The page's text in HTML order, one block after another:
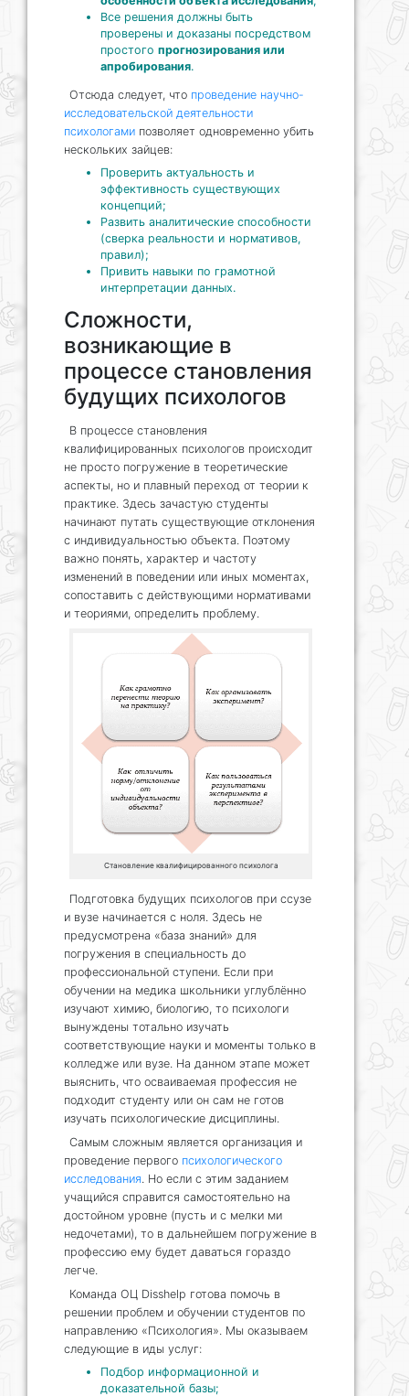
Все решения должны быть
проверены и доказаны посредством
простого прогнозирования или
апробирования.
Отсюда следует, что проведение научно-
исследовательской деятельности
психологами позволяет одновременно убить
нескольких зайцев:
Проверить актуальность и
эффективность существующих
концепций;
Развить аналитические способности
(сверка реальности и нормативов,
правил);
Привить навыки по грамотной
интерпретации данных.
Сложности,
возникающие в
процессе становления
будущих психологов
В процессе становления
квалифицированных психологов происходит
не просто погружение в теоретические
аспекты, но и плавный переход от теории к
практике. Здесь зачастую студенты
начинают путать существующие отклонения
с индивидуальностью объекта. Поэтому
важно понять, характер и частоту
изменений в поведении или иных моментах,
сопоставить с действующими нормативами
и теориями, определить проблему.
Становление квалифицированного психолога
Подготовка будущих психологов при ссузе
и вузе начинается с ноля. Здесь не
предусмотрена «база знаний» для
погружения в специальность до
профессиональной ступени. Если при
обучении на медика школьники углублённо
изучают химию, биологию, то психологи
вынуждены тотально изучать
соответствующие науки и моменты только в
колледже или вузе. На данном этапе может
выяснить, что осваиваемая профессия не
подходит студенту или он сам не готов
изучать психологические дисциплины.
Самым сложным является организация и
проведение первого психологического
исследования . Но если с этим заданием
учащийся справится самостоятельно на
достойном уровне (пусть и с мелки ми
недочетами), то в дальнейшем погружение в
профессию ему будет даваться гораздо
легче.
Команда ОЦ Disshelp готова помочь в
решении проблем и обучении студентов по
направлению «Психология». Мы оказываем
следующие в иды услуг:
Подбор информационной и
доказательной базы;